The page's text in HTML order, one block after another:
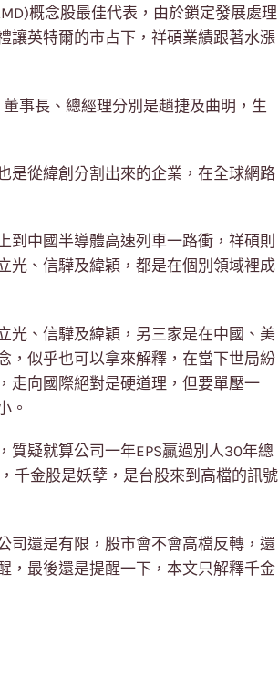
概念股最佳代表，由於鎖定發展處理
讓英特爾的市占下，祥碩業績跟著水漲
事長、總經理分別是趙捷及曲明，生
是從緯創分割出來的企業，在全球網路
到中國半導體高速列車一路衝，祥碩則
光、信驊及緯穎，都是在個別領域裡成
光、信驊及緯穎，另三家是在中國、美
，似乎也可以拿來解釋，在當下世局紛
走向國際絕對是硬道理，但要單壓一
。
質疑就算公司一年EPS贏過別人30年總
千金股是妖孽，是台股來到高檔的訊號
司還是有限，股市會不會高檔反轉，還
，最後還是提醒一下，本文只解釋千金